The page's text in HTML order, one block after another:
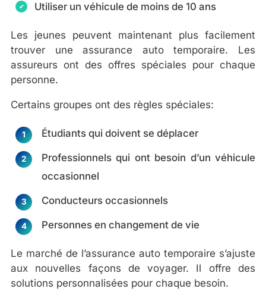
Utiliser un véhicule de moins de 10 ans
Les jeunes peuvent maintenant plus facilement
trouver une assurance auto temporaire. Les
assureurs ont des offres spéciales pour chaque
personne.
Certains groupes ont des règles spéciales:
Étudiants qui doivent se déplacer
Professionnels qui ont besoin d’un véhicule
occasionnel
Conducteurs occasionnels
Personnes en changement de vie
Le marché de l’assurance auto temporaire s’ajuste
aux nouvelles façons de voyager. Il offre des
solutions personnalisées pour chaque besoin.